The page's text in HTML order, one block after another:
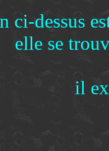
ci-dessus
elle se
il